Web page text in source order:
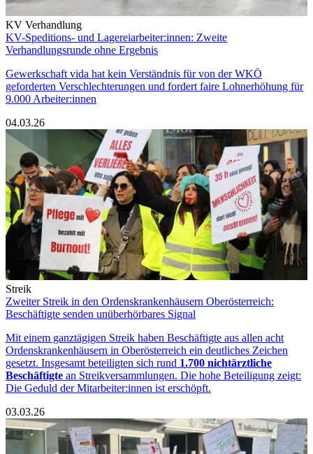
KV Verhandlung
KV-Speditions- und Lagereiarbeiter:innen: Zweite
Verhandlungsrunde ohne Ergebnis
Gewerkschaft vida hat kein Verständnis für von der WKÖ
geforderten Verschlechterungen und fordert faire Lohnerhöhung für
9.000 Arbeiter:innen
04.03.26
Streik
Zweiter Streik in den Ordenskrankenhäusern Oberösterreich:
Beschäftigte senden unüberhörbares Signal
Mit einem ganztägigen Streik haben Beschäftigte aus allen acht
Ordenskrankenhäusern in Oberösterreich ein deutliches Zeichen
gesetzt. Insgesamt beteiligten sich rund 1.700 nichtärztliche
Beschäftigte an Streikversammlungen. Die hohe Beteiligung zeigt:
Die Geduld der Mitarbeiter:innen ist erschöpft.
03.03.26